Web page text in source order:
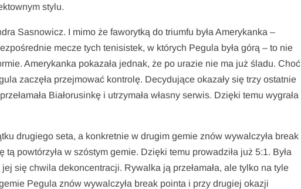
stylu.
Sasnowicz. I mimo że faworytką do triumfu była Amerykanka –
mecze tych tenisistek, w których Pegula była górą – to nie
Amerykanka pokazała jednak, że po urazie nie ma już śladu. Choć
zaczęła przejmować kontrolę. Decydujące okazały się trzy ostatnie
Białorusinkę i utrzymała własny serwis. Dzięki temu wygrała
drugiego seta, a konkretnie w drugim gemie znów wywalczyła break
powtórzyła w szóstym gemie. Dzięki temu prowadziła już 5:1. Była
się chwila dekoncentracji. Rywalka ją przełamała, ale tylko na tyle
Pegula znów wywalczyła break pointa i przy drugiej okazji